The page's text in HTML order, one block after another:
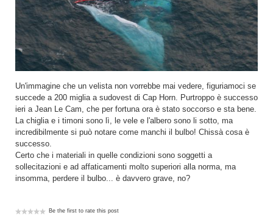
Un'immagine che un velista non vorrebbe mai vedere, figuriamoci se
succede a 200 miglia a sudovest di Cap Horn. Purtroppo è successo
ieri a Jean Le Cam, che per fortuna ora è stato soccorso e sta bene.
La chiglia e i timoni sono lì, le vele e l'albero sono li sotto, ma
incredibilmente si può notare come manchi il bulbo! Chissà cosa è
successo.
Certo che i materiali in quelle condizioni sono soggetti a
sollecitazioni e ad affaticamenti molto superiori alla norma, ma
insomma, perdere il bulbo... è davvero grave, no?
Be the first to rate this post